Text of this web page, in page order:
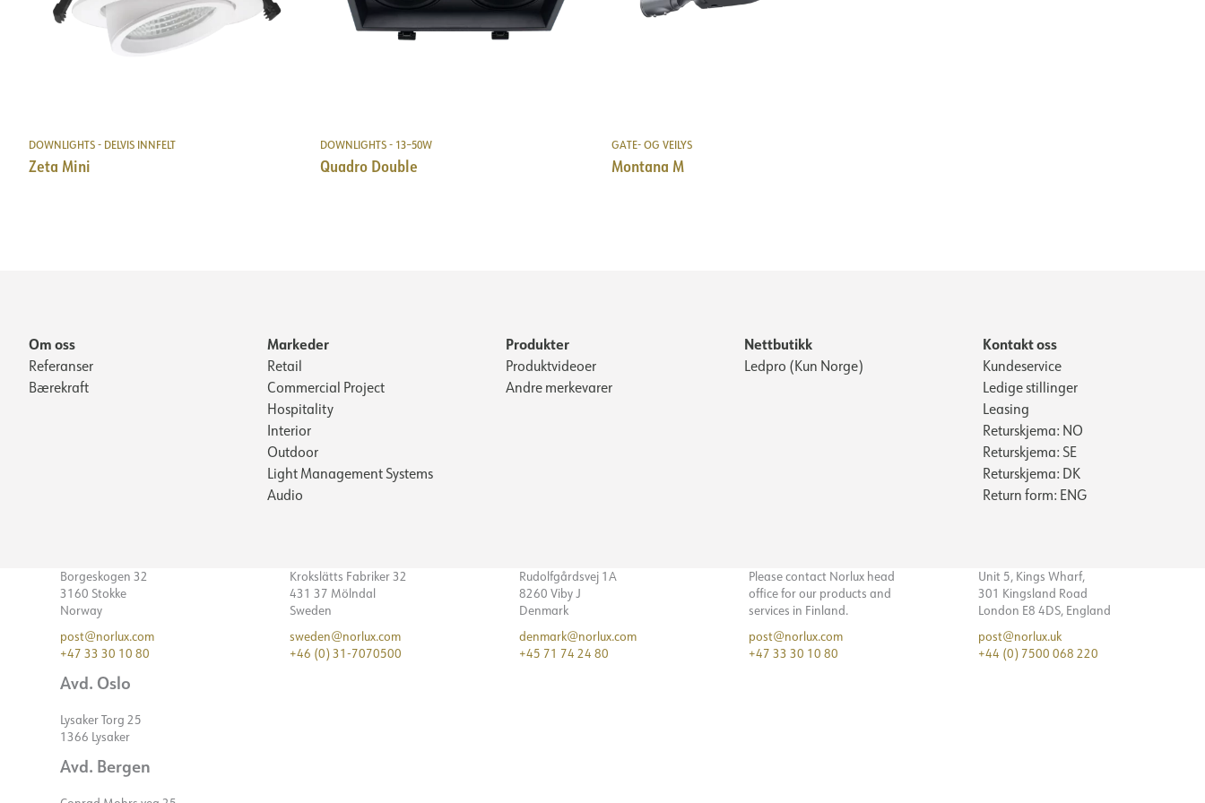
DOWNLIGHTS - DELVIS INNFELT
Zeta Mini
DOWNLIGHTS - 13–50W
Quadro Double
GATE- OG VEILYS
Montana M
Om oss
Referanser
Bærekraft
Markeder
Retail
Commercial Project
Hospitality
Interior
Outdoor
Light Management Systems
Audio
Produkter
Produktvideoer
Andre merkevarer
Nettbutikk
Ledpro (Kun Norge)
Kontakt oss
Kundeservice
Ledige stillinger
Leasing
Returskjema: NO
Returskjema: SE
Returskjema: DK
Return form: ENG
Borgeskogen 32
3160 Stokke
Norway
post@norlux.com
+47 33 30 10 80
Avd. Oslo
Lysaker Torg 25
1366 Lysaker
Avd. Bergen
Krokslätts Fabriker 32
431 37 Mölndal
Sweden
sweden@norlux.com
+46 (0) 31-7070500
Rudolfgårdsvej 1A
8260 Viby J
Denmark
denmark@norlux.com
+45 71 74 24 80
Please contact Norlux head
office for our products and
services in Finland.
post@norlux.com
+47 33 30 10 80
Unit 5, Kings Wharf,
301 Kingsland Road
London E8 4DS, England
post@norlux.uk
+44 (0) 7500 068 220